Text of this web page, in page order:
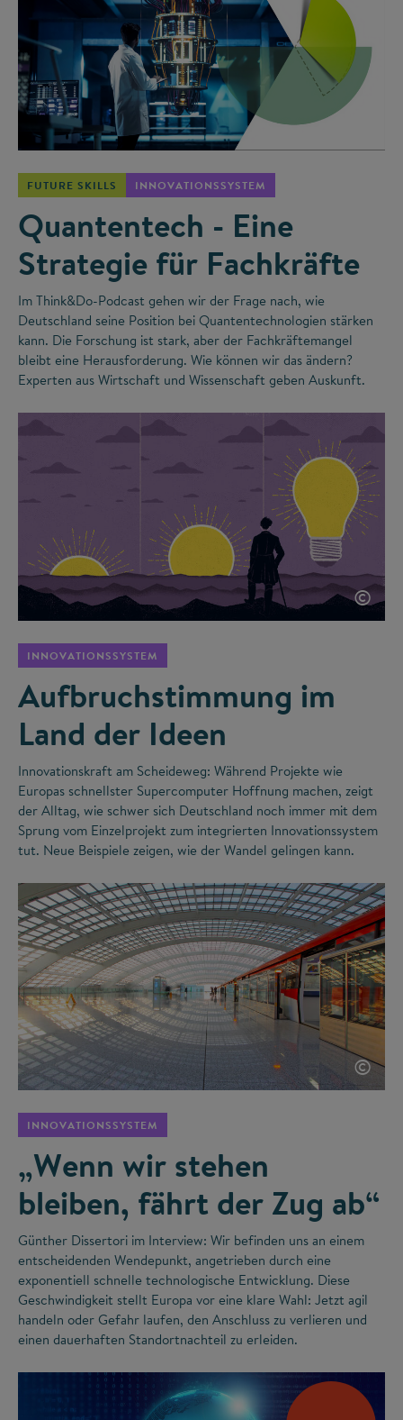
FUTURE SKILLS INNOVATIONSSYSTEM
Quantentech - Eine
Strategie für Fachkräfte
Im Think&Do-Podcast gehen wir der Frage nach, wie
Deutschland seine Position bei Quantentechnologien stärken
kann. Die Forschung ist stark, aber der Fachkräftemangel
bleibt eine Herausforderung. Wie können wir das ändern?
Experten aus Wirtschaft und Wissenschaft geben Auskunft.
©
INNOVATIONSSYSTEM
Aufbruchstimmung im
Land der Ideen
Innovationskraft am Scheideweg: Während Projekte wie
Europas schnellster Supercomputer Hoffnung machen, zeigt
der Alltag, wie schwer sich Deutschland noch immer mit dem
Sprung vom Einzelprojekt zum integrierten Innovationssystem
tut. Neue Beispiele zeigen, wie der Wandel gelingen kann.
©
INNOVATIONSSYSTEM
„Wenn wir stehen
bleiben, fährt der Zug ab“
Günther Dissertori im Interview: Wir befinden uns an einem
entscheidenden Wendepunkt, angetrieben durch eine
exponentiell schnelle technologische Entwicklung. Diese
Geschwindigkeit stellt Europa vor eine klare Wahl: Jetzt agil
handeln oder Gefahr laufen, den Anschluss zu verlieren und
einen dauerhaften Standortnachteil zu erleiden.